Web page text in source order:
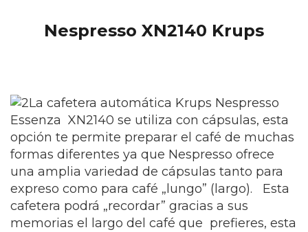
Nespresso XN2140 Krups
La cafetera automática Krups Nespresso
Essenza XN2140 se utiliza con cápsulas, esta
opción te permite preparar el café de muchas
formas diferentes ya que Nespresso ofrece
una amplia variedad de cápsulas tanto para
expreso como para café „lungo” (largo). Esta
cafetera podrá „recordar” gracias a sus
memorias el largo del café que prefieres, esta